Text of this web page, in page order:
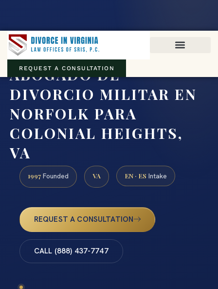
REQUEST A CONSULTATION
ABOGADO DE
DIVORCIO MILITAR EN
NORFOLK PARA
COLONIAL HEIGHTS,
VA
1997 Founded VA EN · ES Intake
REQUEST A CONSULTATION
CALL (888) 437-7747